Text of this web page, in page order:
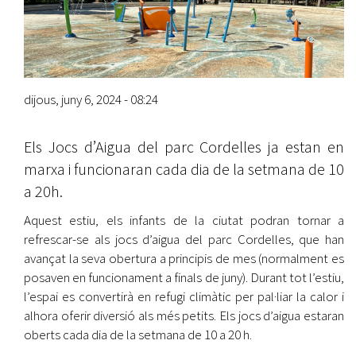
dijous, juny 6, 2024 - 08:24
Els Jocs d’Aigua del parc Cordelles ja estan en
marxa i funcionaran cada dia de la setmana de 10
a 20h.
Aquest estiu, els infants de la ciutat podran tornar a
refrescar-se als jocs d’aigua del parc Cordelles, que han
avançat la seva obertura a principis de mes (normalment es
posaven en funcionament a finals de juny). Durant tot l’estiu,
l’espai es convertirà en refugi climàtic per pal·liar la calor i
alhora oferir diversió als més petits. Els jocs d’aigua estaran
oberts cada dia de la setmana de 10 a 20 h.